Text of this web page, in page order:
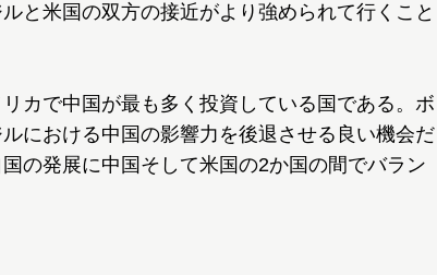
と米国の双方の接近がより強められて行くこと
カで中国が最も多く投資している国である。ボ
における中国の影響力を後退させる良い機会だ
の発展に中国そして米国の2か国の間でバラン